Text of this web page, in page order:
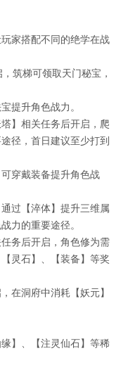
家搭配不同的绝学在战
筑梯可领取天门秘宝，
提升角色战力。
】相关任务后开启，爬
径，首日建议至少打到
穿戴装备提升角色战
过【淬体】提升三维属
力的重要途径。
务后开启，角色修为需
灵石】、【装备】等奖
在洞府中消耗【妖元】
】、【注灵仙石】等稀